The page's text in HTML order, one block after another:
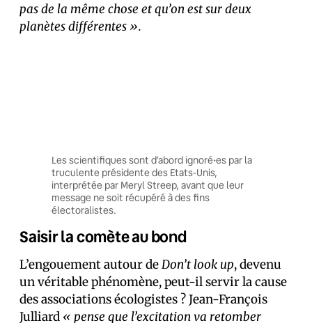
pas de la même chose et qu’on est sur deux
planètes différentes ».
Les scientifiques sont d’abord ignoré•es par la
truculente présidente des Etats-Unis,
interprétée par Meryl Streep, avant que leur
message ne soit récupéré à des fins
électoralistes.
Saisir la comète au bond
L’engouement autour deDon’t look up, devenu
un véritable phénomène, peut-il servir la cause
des associations écologistes ? Jean-François
Julliard « pense que l’excitation va retomber